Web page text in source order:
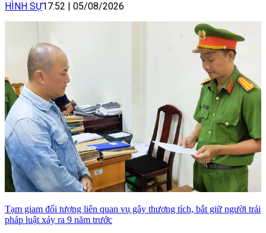
HÌNH SỰ17:52 05/08/2026
Tạm giam đối tượng liên quan vụ gây thương tích, bắt giữ người trái
pháp luật xảy ra 9 năm trước